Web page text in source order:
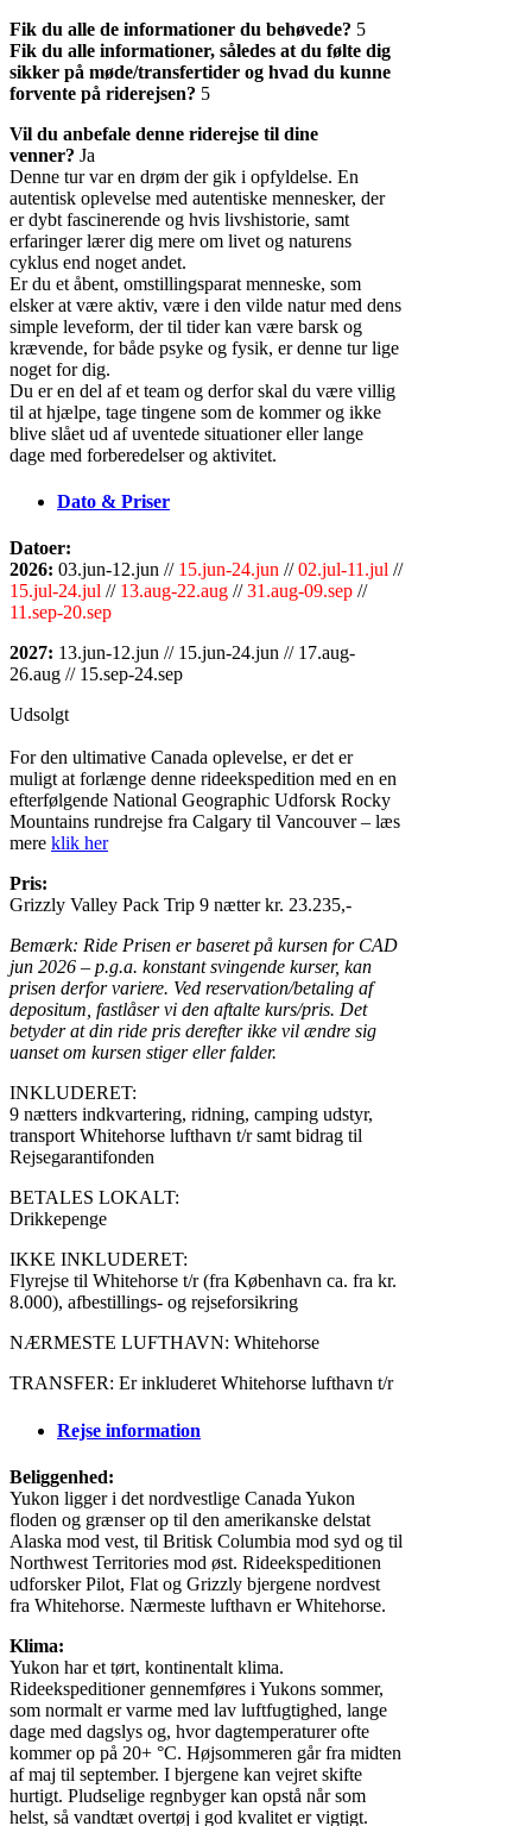
Fik du alle de informationer du behøvede? 5
Fik du alle informationer, således at du følte dig
sikker på møde/transfertider og hvad du kunne
forvente på riderejsen? 5
Vil du anbefale denne riderejse til dine
venner? Ja
Denne tur var en drøm der gik i opfyldelse. En
autentisk oplevelse med autentiske mennesker, der
er dybt fascinerende og hvis livshistorie, samt
erfaringer lærer dig mere om livet og naturens
cyklus end noget andet.
Er du et åbent, omstillingsparat menneske, som
elsker at være aktiv, være i den vilde natur med dens
simple leveform, der til tider kan være barsk og
krævende, for både psyke og fysik, er denne tur lige
noget for dig.
Du er en del af et team og derfor skal du være villig
til at hjælpe, tage tingene som de kommer og ikke
blive slået ud af uventede situationer eller lange
dage med forberedelser og aktivitet.
Dato & Priser
Datoer:
2026: 03.jun-12.jun // 15.jun-24.jun //02.jul-11.jul //
15.jul-24.jul // 13.aug-22.aug //31.aug-09.sep //
11.sep-20.sep
2027: 13.jun-12.jun // 15.jun-24.jun // 17.aug-
26.aug // 15.sep-24.sep
Udsolgt
For den ultimative Canada oplevelse, er det er
muligt at forlænge denne rideekspedition med en en
efterfølgende National Geographic Udforsk Rocky
Mountains rundrejse fra Calgary til Vancouver – læs
mere klik her
Pris:
Grizzly Valley Pack Trip 9 nætter kr. 23.235,-
Bemærk: Ride Prisen er baseret på kursen for CAD
jun 2026 – p.g.a. konstant svingende kurser, kan
prisen derfor variere. Ved reservation/betaling af
depositum, fastlåser vi den aftalte kurs/pris. Det
betyder at din ride pris derefter ikke vil ændre sig
uanset om kursen stiger eller falder.
INKLUDERET:
9 nætters indkvartering, ridning, camping udstyr,
transport Whitehorse lufthavn t/r samt bidrag til
Rejsegarantifonden
BETALES LOKALT:
Drikkepenge
IKKE INKLUDERET:
Flyrejse til Whitehorse t/r (fra København ca. fra kr.
8.000), afbestillings- og rejseforsikring
NÆRMESTE LUFTHAVN: Whitehorse
TRANSFER: Er inkluderet Whitehorse lufthavn t/r
Rejse information
Beliggenhed:
Yukon ligger i det nordvestlige Canada Yukon
floden og grænser op til den amerikanske delstat
Alaska mod vest, til Britisk Columbia mod syd og til
Northwest Territories mod øst. Rideekspeditionen
udforsker Pilot, Flat og Grizzly bjergene nordvest
fra Whitehorse. Nærmeste lufthavn er Whitehorse.
Klima:
Yukon har et tørt, kontinentalt klima.
Rideekspeditioner gennemføres i Yukons sommer,
som normalt er varme med lav luftfugtighed, lange
dage med dagslys og, hvor dagtemperaturer ofte
kommer op på 20+ °C. Højsommeren går fra midten
af ​​maj til september. I bjergene kan vejret skifte
hurtigt. Pludselige regnbyger kan opstå når som
helst, så vandtæt overtøj i god kvalitet er vigtigt.